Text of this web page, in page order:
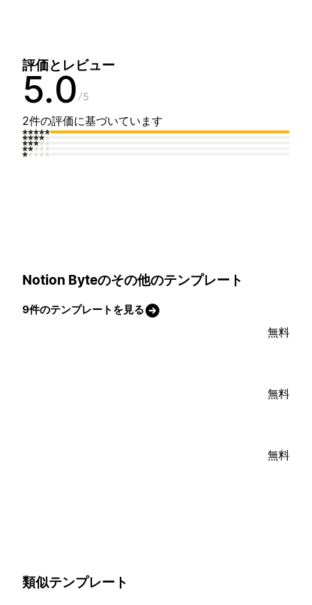
評価とレビュー
5.0 5
2件の評価に基づいています
Notion Byteのその他のテンプレート
9件のテンプレートを見る
無料
無料
無料
類似テンプレート